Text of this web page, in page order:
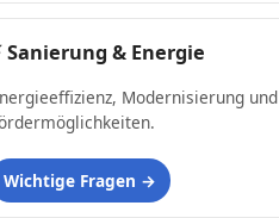
Sanierung & Energie
Modernisierung und
Wichtige Fragen